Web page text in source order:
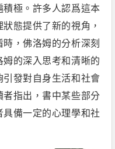
極。許多人認爲這本
態提供了新的視角，
，佛洛姆的分析深刻
的深入思考和清晰的
發對自身生活和社會
指出，書中某些部分
備一定的心理學和社